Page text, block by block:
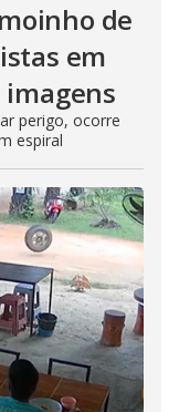
de
em
imagens
perigo, ocorre
espiral